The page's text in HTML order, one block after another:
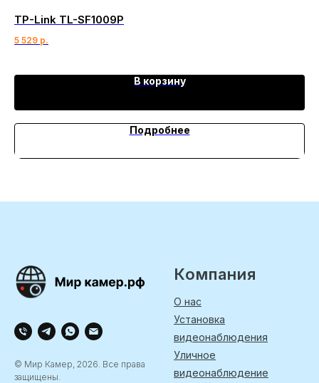
TP-Link TL-SF1009P
5 529 р.
В корзину
Подробнее
© Мир Камер, 2026. Все права
защищены.
Компания
О нас
Установка
видеонаблюдения
Уличное
видеонаблюдение